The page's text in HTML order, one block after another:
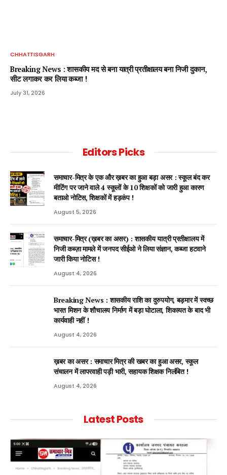
CHHATTISGARH
Breaking News : शासकीय मद से बना यात्री प्रतीक्षालय बना निजी दुकान,
सीट लगाकर कर लिया कब्जा !
July 31, 2026
Editors Picks
समाचार-मित्र के एक और ख़बर का हुआ बड़ा असर : स्कूल बंद कर
मीटिंग पर जाने वाले 4 स्कूलों के 10 शिक्षकों को जारी हुआ कारण
बताओ नोटिस, शिक्षकों में हड़कंप !
August 5, 2026
समाचार-मित्र (ख़बर का असर) : शासकीय यात्री प्रतीक्षालय में
निजी कब्ज़ा मामले में जनपद सीईओ ने लिया संज्ञान, कब्जा हटवाने
जारी किया नोटिस !
August 4, 2026
Breaking News : शासकीय राशि का दुरुपयोग, बड़मार में स्वच्छ
भारत मिशन के शौचालय निर्माण में बड़ा घोटाला, शिकायत के बाद भी
कार्यवाही नहीं !
August 4, 2026
ख़बर का असर : समाचार मित्र की खबर का हुआ असर, स्कूल
संचालन में लापरवाही पड़ी भारी, सहायक शिक्षक निलंबित !
August 4, 2026
Latest Posts